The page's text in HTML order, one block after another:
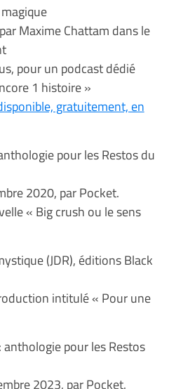
Maxime Chattam dans le
pour un podcast dédié
1 histoire »
gratuitement, en
pour les Restos du
2020, par Pocket.
« Big crush ou le sens
(JDR), éditions Black
intitulé « Pour une
anthologie pour les Restos
2023, par Pocket.